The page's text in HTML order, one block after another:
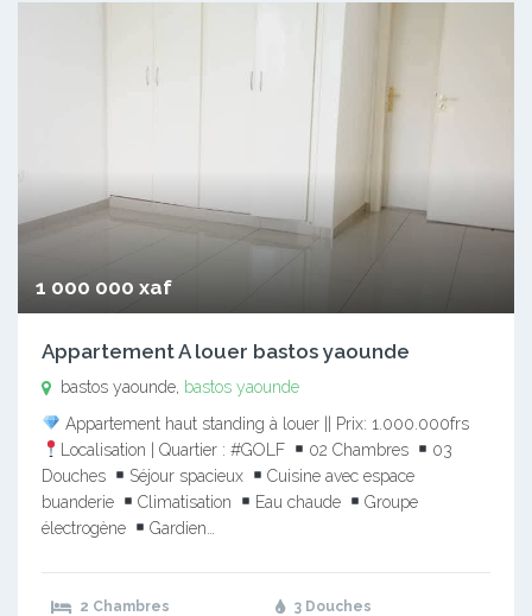
1 000 000 xaf
Appartement A louer bastos yaounde
bastos yaounde, bastos yaounde
Appartement haut standing à louer || Prix: 1.000.000frs
Localisation | Quartier : #GOLF
02 Chambres
03
Douches
Séjour spacieux
Cuisine avec espace
buanderie
Climatisation Eau chaude
Groupe
électrogène
Gardien…
2 Chambres 3 Douches